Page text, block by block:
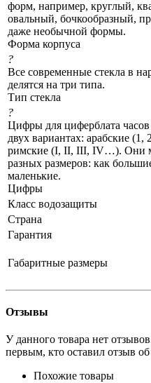
форм, например, круглый,
овальный, бочкообразный,
даже необычной формы.
Форма корпуса
?
Все современные стекла в
делятся на три типа.
Тип стекла
?
Цифры для циферблата часов
двух вариантах: арабские
римские (I, II, III, IV…). Они
разных размеров: как
маленькие.
Цифры
Класс водозащиты
Страна
Гарантия
Габаритные размеры
Отзывы
У данного товара нет
первым, кто оставил отзыв
Похожие товары